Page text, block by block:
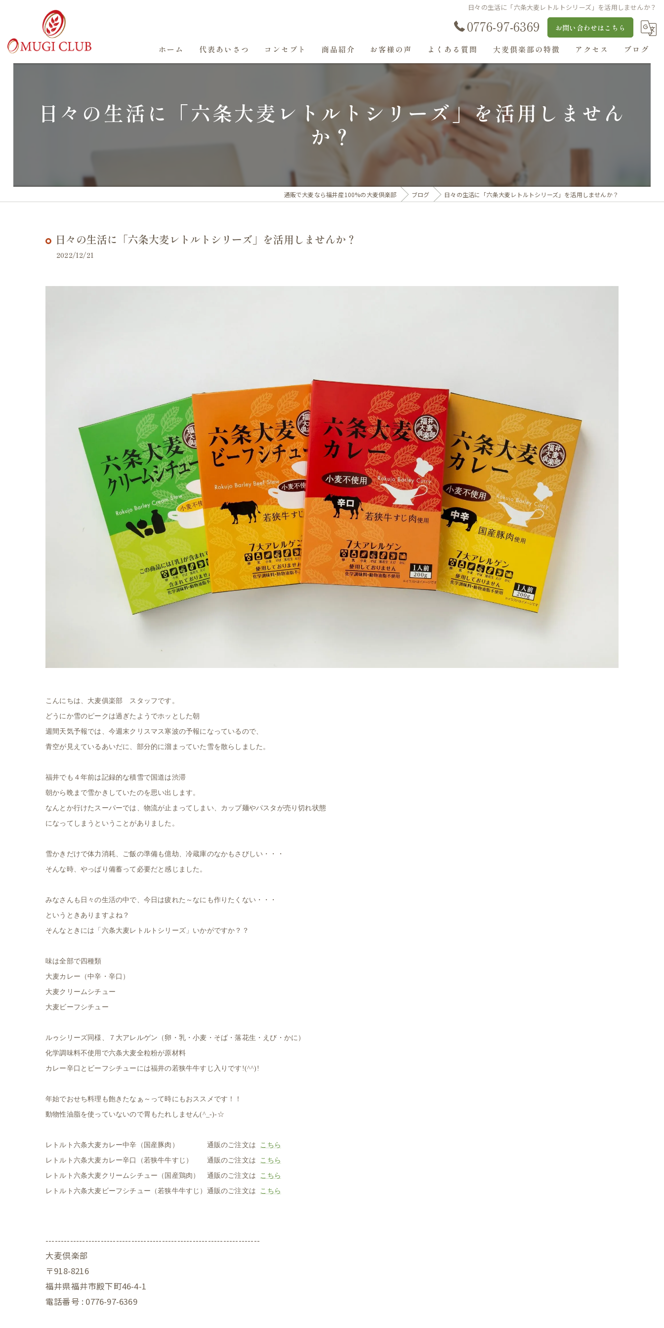
日々の生活に「六条大麦レトルトシリーズ」を活用しませんか？
0776-97-6369 お問い合わせはこちら
ホーム 代表あいさつ コンセプト 商品紹介 お客様の声 よくある質問 大麦倶楽部の特徴
大麦ルゥ・ソース
麦ストロー
アクセス ブログ
日々の生活に「六条大麦レトルトシリーズ」を活用しません
か？
通販で大麦なら福井産100%の大麦倶楽部 ブログ 日々の生活に「六条大麦レトルトシリーズ」を活用しませんか？
日々の生活に「六条大麦レトルトシリーズ」を活用しませんか？
2022/12/21
こんにちは、大麦俱楽部 スタッフです。
どうにか雪のピークは過ぎたようでホッとした朝
週間天気予報では、今週末クリスマス寒波の予報になっているので、
青空が見えているあいだに、部分的に溜まっていた雪を散らしました。
福井でも４年前は記録的な積雪で国道は渋滞
朝から晩まで雪かきしていたのを思い出します。
なんとか行けたスーパーでは、物流が止まってしまい、カップ麺やパスタが売り切れ状態
になってしまうということがありました。
雪かきだけで体力消耗、ご飯の準備も億劫、冷蔵庫のなかもさびしい・・・
そんな時、やっぱり備蓄って必要だと感じました。
みなさんも日々の生活の中で、今日は疲れた～なにも作りたくない・・・
というときありますよね？
そんなときには「六条大麦レトルトシリーズ」いかがですか？？
味は全部で四種類
大麦カレー（中辛・辛口）
大麦クリームシチュー
大麦ビーフシチュー
ルゥシリーズ同様、７大アレルゲン（卵・乳・小麦・そば・落花生・えび・かに）
化学調味料不使用で六条大麦全粒粉が原材料
カレー辛口とビーフシチューには福井の若狭牛牛すじ入りです!(^^)!
年始でおせち料理も飽きたなぁ～って時にもおススメです！！
動物性油脂を使っていないので胃もたれしません(^_-)-☆
レトルト六条大麦カレー中辛（国産豚肉） 通販のご注文は こちら
レトルト六条大麦カレー辛口（若狭牛牛すじ） 通販のご注文は こちら
レトルト六条大麦クリームシチュー（国産鶏肉） 通販のご注文は こちら
レトルト六条大麦ビーフシチュー（若狭牛牛すじ）通販のご注文は こちら
----------------------------------------------------------------------
大麦倶楽部
〒918-8216
福井県福井市殿下町46-4-1
電話番号 : 0776-97-6369